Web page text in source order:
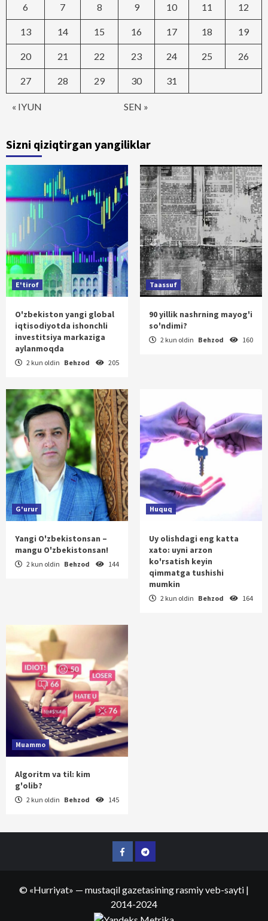
« IYUN SEN »
6 7 8 9 10 11 12
13 14 15 16 17 18 19
20 21 22 23 24 25 26
27 28 29 30 31
Sizni qiziqtirgan yangiliklar
E'tirof
O'zbekiston yangi global
iqtisodiyotda ishonchli
investitsiya markaziga
aylanmoqda
2 kun oldin Behzod 205
Taassuf
90 yillik nashrning mayog'i
so'ndimi?
2 kun oldin Behzod 160
G'urur
Yangi O'zbekistonsan –
mangu O'zbekistonsan!
2 kun oldin Behzod 144
Huquq
Uy olishdagi eng katta
xato: uyni arzon
ko'rsatish keyin
qimmatga tushishi
mumkin
2 kun oldin Behzod 164
Muammo
Algoritm va til: kim
g'olib?
2 kun oldin Behzod 145
FacebookTelegram
© «Hurriyat» — mustaqil gazetasining rasmiy veb-sayti |
2014-2024